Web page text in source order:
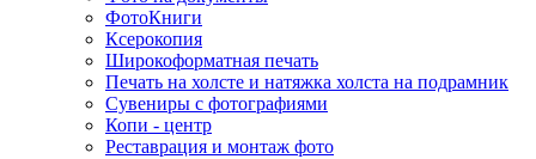
ФотоКниги
Ксерокопия
Широкоформатная печать
Печать на холсте и натяжка холста на подрамник
Сувениры с фотографиями
Копи - центр
Реставрация и монтаж фото